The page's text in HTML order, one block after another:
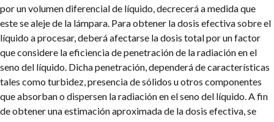
por un volumen diferencial de líquido, decrecerá a medida que
este se aleje de la lámpara. Para obtener la dosis efectiva sobre el
líquido a procesar, deberá afectarse la dosis total por un factor
que considere la eficiencia de penetración de la radiación en el
seno del líquido. Dicha penetración, dependerá de características
tales como turbidez, presencia de sólidos u otros componentes
que absorban o dispersen la radiación en el seno del líquido. A fin
de obtener una estimación aproximada de la dosis efectiva, se